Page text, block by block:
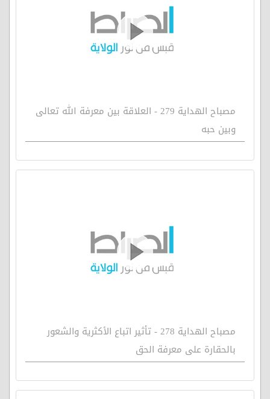
مصباح الهداية 279 - العلاقة بين معرفة الله تعالى
وبين حبه
مصباح الهداية 278 - تأثير اتباع الأكثرية والشعور
بالحقارة على معرفة الحق